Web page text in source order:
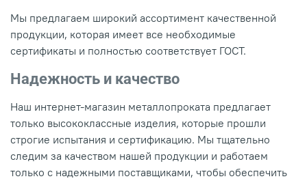
Мы предлагаем широкий ассортимент качественной
продукции, которая имеет все необходимые
сертификаты и полностью соответствует ГОСТ.
Надежность и качество
Наш интернет-магазин металлопроката предлагает
только высококлассные изделия, которые прошли
строгие испытания и сертификацию. Мы тщательно
следим за качеством нашей продукции и работаем
только с надежными поставщиками, чтобы обеспечить